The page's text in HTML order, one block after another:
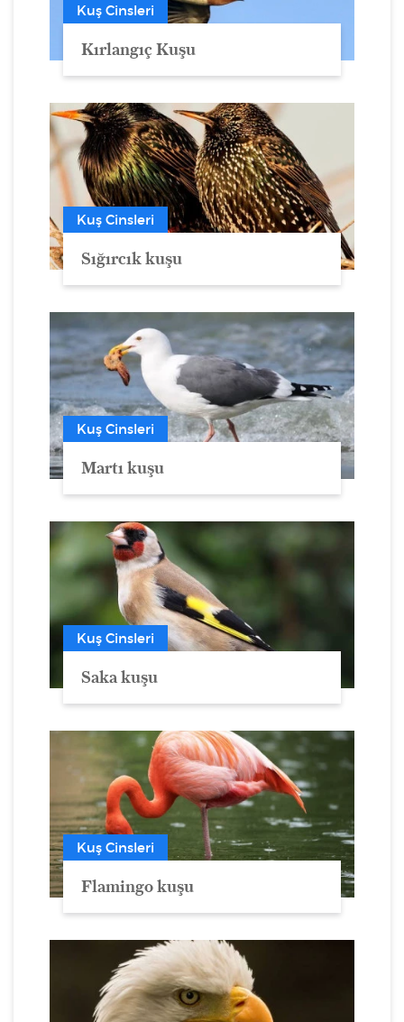
Kuş Cinsleri
Kırlangıç Kuşu
Kuş Cinsleri
Sığırcık kuşu
Kuş Cinsleri
Martı kuşu
Kuş Cinsleri
Saka kuşu
Kuş Cinsleri
Flamingo kuşu